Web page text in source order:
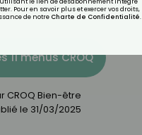
11 menus CROQ
CROQ Bien-être
le 31/03/2025
Pour en savoir plus et exercer vos droits,
de notre Charte de Confidentialité.